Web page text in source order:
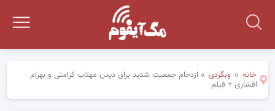
خانه » وبگردی » ازدحام جمعیت شدید برای دیدن مهتاب کرامتی و بهرام
افشاری + فیلم